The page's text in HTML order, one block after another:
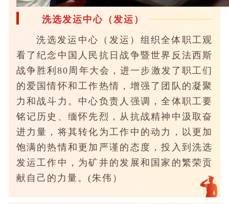
洗选发运中心（发运）
洗选发运中心（发运）组织全体职工观
看了纪念中国人民抗日战争暨世界反法西斯
战争胜利80周年大会，进一步激发了职工们
的爱国情怀和工作热情，增强了团队的凝聚
力和战斗力。中心负责人强调，全体职工要
铭记历史、缅怀先烈，从抗战精神中汲取奋
进力量，将其转化为工作中的动力，以更加
饱满的热情和更加严谨的态度，投入到洗选
发运工作中，为矿井的发展和国家的繁荣贡
献自己的力量。(朱伟）